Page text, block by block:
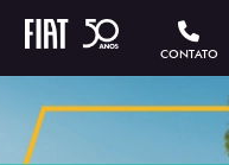
CONTATO